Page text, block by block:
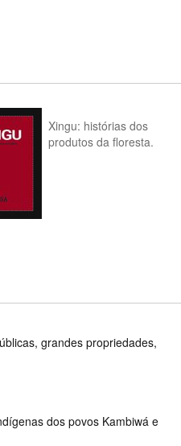
Xingu: histórias dos
produtos da floresta.
grandes propriedades,
dos povos Kambiwá e